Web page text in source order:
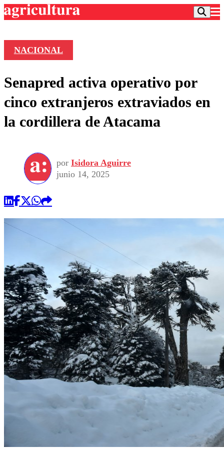
Frecuencias
Agricultura TV
Deportes
Colo Colo
Seleccion Chilena
Torneo Internacional
Universidad de Chile
Entretención
Economía
Internacional
Sustentabilidad
Publicaciones en medios
Opinión
NACIONAL
Senapred activa operativo por
cinco extranjeros extraviados en
la cordillera de Atacama
por Isidora Aguirre
junio 14, 2025